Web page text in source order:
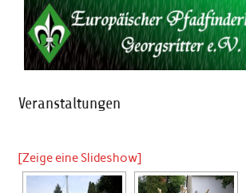
Veranstaltungen
[Zeige eine Slideshow]